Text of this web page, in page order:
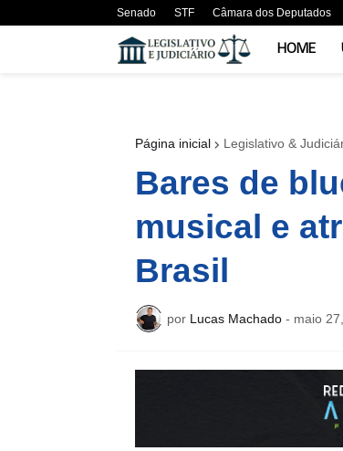
Senado STF Câmara dos Deputados
HOME
Página inicial Legislativo &
Bares de
musical e
Brasil
por Lucas Machado - maio